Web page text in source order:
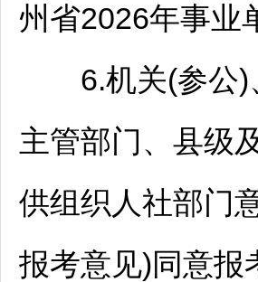
州省2026年事业
6.机关(参公)
主管部门、县级
供组织人社部门
报考意见)同意报